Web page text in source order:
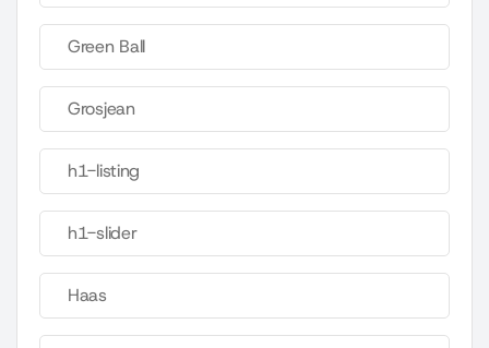
Green Ball
Grosjean
h1-listing
h1-slider
Haas